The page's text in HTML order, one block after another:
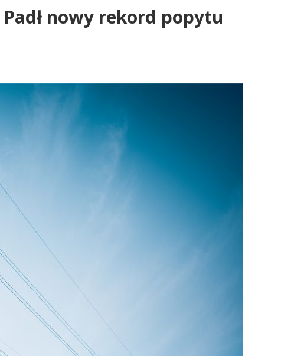
nowy rekord popytu